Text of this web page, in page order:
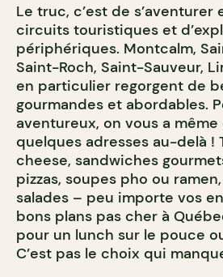
Le truc, c’est de
circuits touristiques et
périphériques. Montcalm,
Saint-Roch, Saint-Sauveur,
en particulier regorgent de
gourmandes et abordables.
aventureux, on vous a
quelques adresses au-delà !
cheese, sandwiches
pizzas, soupes pho ou
salades – peu importe vos
bons plans pas cher à
pour un lunch sur le pouce
C’est pas le choix qui